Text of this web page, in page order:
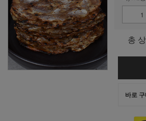
총
바로